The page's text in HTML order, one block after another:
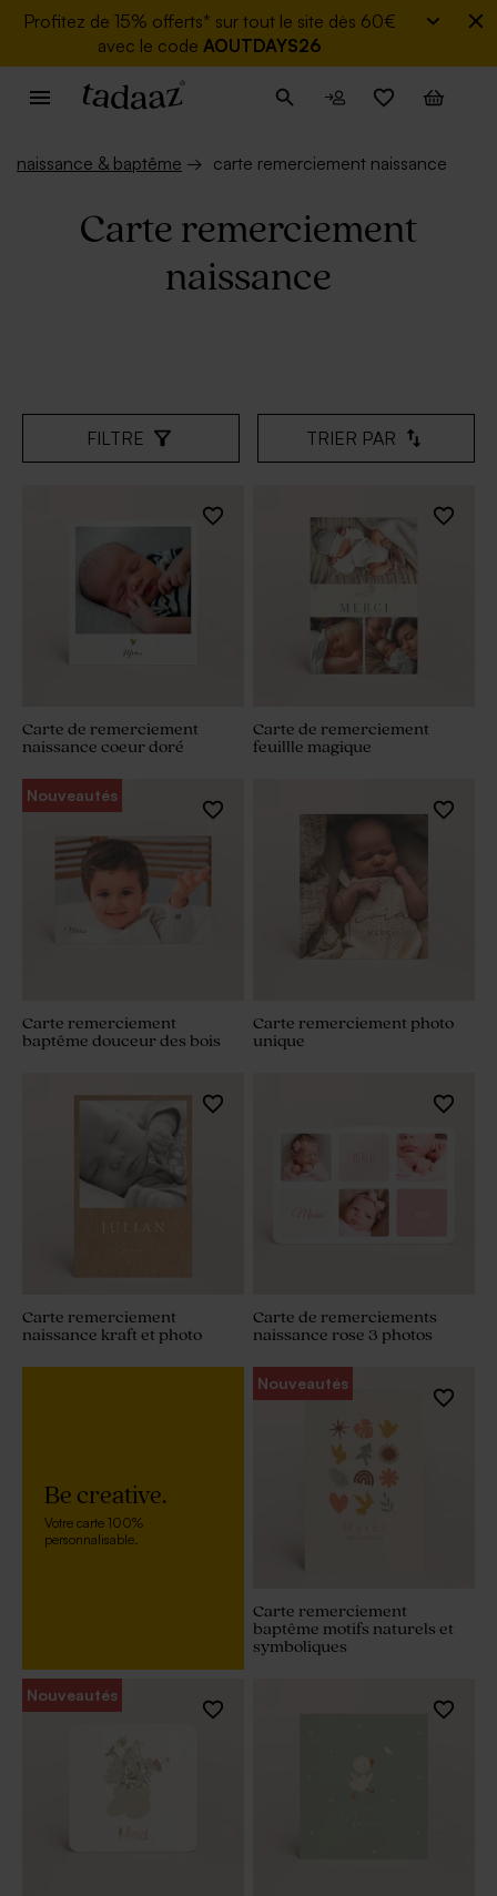
Profitez de 15% offerts* sur tout le site dès 60€
avec le code AOUTDAYS26
naissance & baptême → carte remerciement naissance
Carte remerciement
naissance
FILTRE TRIER PAR
Be creative.
Votre carte 100%
personnalisable.
Carte de remerciement
naissance coeur doré
Carte de remerciement
feuillle magique
Nouveautés
Carte remerciement
baptême douceur des bois
Carte remerciement photo
unique
Carte remerciement
naissance kraft et photo
Carte de remerciements
naissance rose 3 photos
Nouveautés
Carte remerciement
baptême motifs naturels et
symboliques
Nouveautés